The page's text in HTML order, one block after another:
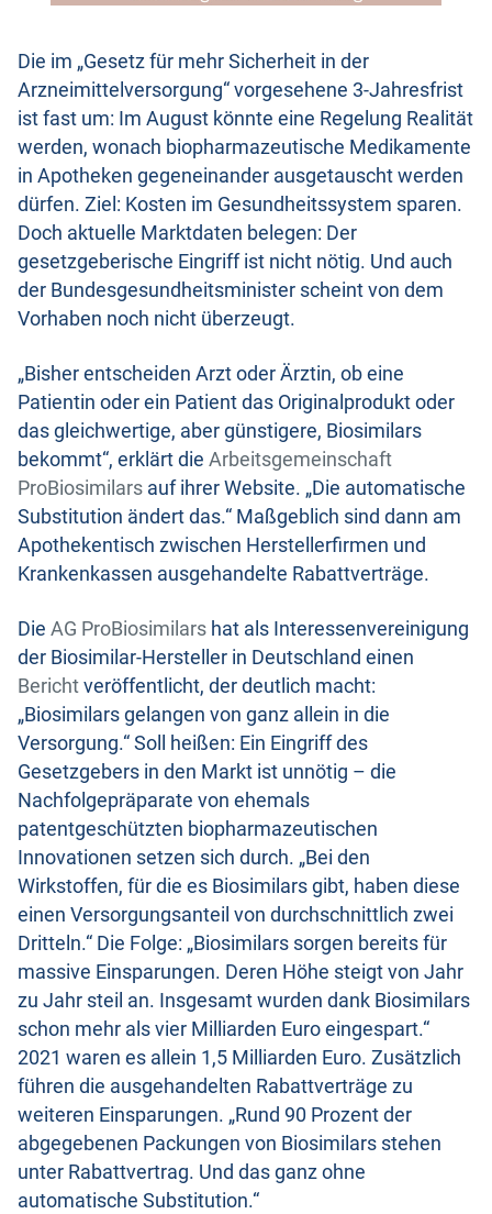
Die im „Gesetz für mehr Sicherheit in der
Arzneimittelversorgung“ vorgesehene 3-Jahresfrist
ist fast um: Im August könnte eine Regelung Realität
werden, wonach biopharmazeutische Medikamente
in Apotheken gegeneinander ausgetauscht werden
dürfen. Ziel: Kosten im Gesundheitssystem sparen.
Doch aktuelle Marktdaten belegen: Der
gesetzgeberische Eingriff ist nicht nötig. Und auch
der Bundesgesundheitsminister scheint von dem
Vorhaben noch nicht überzeugt.
„Bisher entscheiden Arzt oder Ärztin, ob eine
Patientin oder ein Patient das Originalprodukt oder
das gleichwertige, aber günstigere, Biosimilars
bekommt“, erklärt die Arbeitsgemeinschaft
ProBiosimilars auf ihrer Website. „Die automatische
Substitution ändert das.“ Maßgeblich sind dann am
Apothekentisch zwischen Herstellerfirmen und
Krankenkassen ausgehandelte Rabattverträge.
Die AG ProBiosimilars hat als Interessenvereinigung
der Biosimilar-Hersteller in Deutschland einen
Bericht veröffentlicht, der deutlich macht:
„Biosimilars gelangen von ganz allein in die
Versorgung.“ Soll heißen: Ein Eingriff des
Gesetzgebers in den Markt ist unnötig – die
Nachfolgepräparate von ehemals
patentgeschützten biopharmazeutischen
Innovationen setzen sich durch. „Bei den
Wirkstoffen, für die es Biosimilars gibt, haben diese
einen Versorgungsanteil von durchschnittlich zwei
Dritteln.“ Die Folge: „Biosimilars sorgen bereits für
massive Einsparungen. Deren Höhe steigt von Jahr
zu Jahr steil an. Insgesamt wurden dank Biosimilars
schon mehr als vier Milliarden Euro eingespart.“
2021 waren es allein 1,5 Milliarden Euro. Zusätzlich
führen die ausgehandelten Rabattverträge zu
weiteren Einsparungen. „Rund 90 Prozent der
abgegebenen Packungen von Biosimilars stehen
unter Rabattvertrag. Und das ganz ohne
automatische Substitution.“